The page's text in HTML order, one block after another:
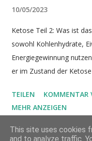
10/05/2023
Ketose Teil 2: Was ist
sowohl Kohlenhydrate,
Energiegewinnung
er im Zustand der
werden. Die Ketose ist
eine Alternative zum
erreichen ist jedoch
in Teil 1 schon
TEILEN
KOMMENTAR
MEHR ANZEIGEN
This site uses cookies
and to analyze traffic.